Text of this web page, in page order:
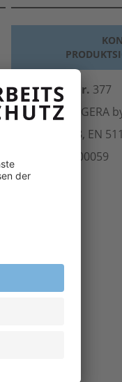
Herst.-Art.-Nr. 377
Hersteller
TEGERA
EN 388, EN 511
117.00059
Einheit